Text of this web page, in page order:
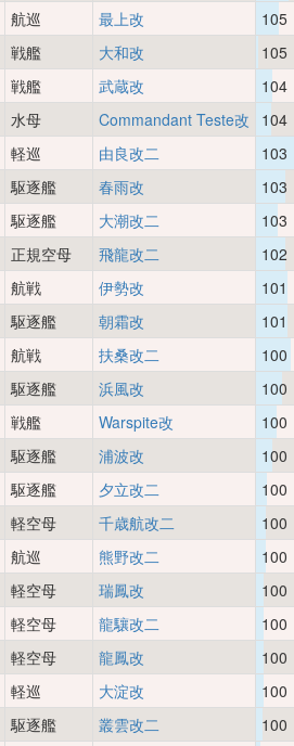
航巡 最上改
105
戦艦 大和改
105
戦艦 武蔵改
104
水母 Commandant Teste改
104
軽巡 由良改二
103
駆逐艦 春雨改
103
駆逐艦 大潮改二
103
正規空母 飛龍改二
102
航戦 伊勢改
101
駆逐艦 朝霜改
101
航戦 扶桑改二
100
駆逐艦 浜風改
100
戦艦 Warspite改
100
駆逐艦 浦波改
100
駆逐艦 夕立改二
100
軽空母 千歳航改二
100
航巡 熊野改二
100
軽空母 瑞鳳改
100
軽空母 龍驤改二
100
軽空母 龍鳳改
100
軽巡 大淀改
100
駆逐艦 叢雲改二
100